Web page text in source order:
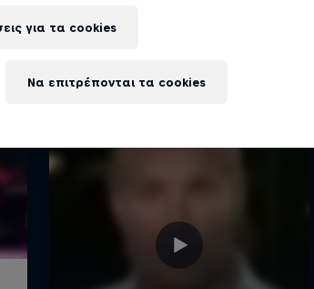
για τα cookies
Να επιτρέπονται τα cookies